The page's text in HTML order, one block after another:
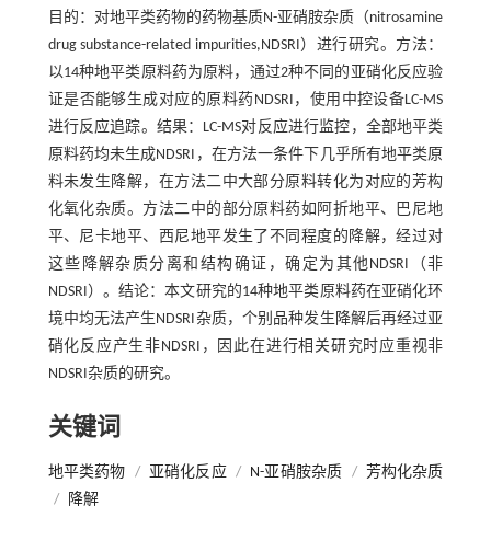
目的：对地平类药物的药物基质N-亚硝胺杂质（nitrosamine
drug substance-related impurities,NDSRI）进行研究。方法：
以14种地平类原料药为原料，通过2种不同的亚硝化反应验
证是否能够生成对应的原料药NDSRI，使用中控设备LC-MS
进行反应追踪。结果：LC-MS对反应进行监控，全部地平类
原料药均未生成NDSRI，在方法一条件下几乎所有地平类原
料未发生降解，在方法二中大部分原料转化为对应的芳构
化氧化杂质。方法二中的部分原料药如阿折地平、巴尼地
平、尼卡地平、西尼地平发生了不同程度的降解，经过对
这些降解杂质分离和结构确证，确定为其他NDSRI（非
NDSRI）。结论：本文研究的14种地平类原料药在亚硝化环
境中均无法产生NDSRI杂质，个别品种发生降解后再经过亚
硝化反应产生非NDSRI，因此在进行相关研究时应重视非
NDSRI杂质的研究。
关键词
地平类药物 / 亚硝化反应 / N-亚硝胺杂质 /
芳构化杂质
/
降解